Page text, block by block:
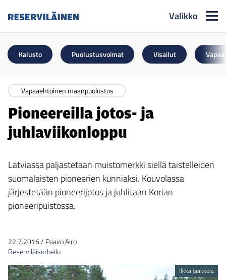
Valikko
Kalusto Puolustusvoimat Visailut
Vapaaehtoinen maanpuolustus
Pioneereilla jotos- ja
juhlaviikonloppu
Latviassa paljastetaan muistomerkki siellä taistelleiden
suomalaisten pioneerien kunniaksi. Kouvolassa
järjestetään pioneerijotos ja juhlitaan Korian
pioneeripuistossa.
22.7.2016/ Paavo Airo
Reserviläisurheilu
Ilkka Jaakkola